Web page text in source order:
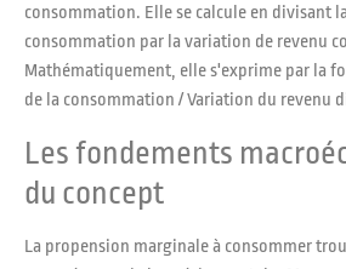
consommation. Elle se calcule en divisant
consommation par la variation de revenu
Mathématiquement, elle s'exprime par la
de la consommation / Variation du revenu
Les fondements
du concept
La propension marginale à consommer